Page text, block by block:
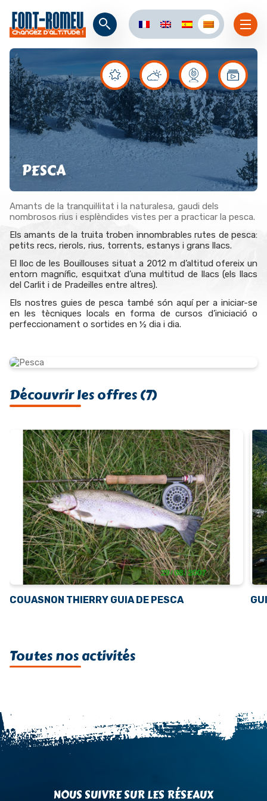
PESCA
Amants de la tranquil·litat i la naturalesa, gaudi dels
nombrosos rius i esplèndides vistes per a practicar la pesca.
Els amants de la truita troben innombrables rutes de pesca:
petits recs, rierols, rius, torrents, estanys i grans llacs.
El lloc de les Bouillouses situat a 2012 m d’altitud ofereix un
entorn magnífic, esquitxat d’una multitud de llacs (els llacs
del Carlit i de Pradeilles entre altres).
Els nostres guies de pesca també són aquí per a iniciar-se
en les tècniques locals en forma de cursos d’iniciació o
perfeccionament o sortides en ½ dia i dia.
Découvrir les offres (7)
COUASNON THIERRY GUIA DE PESCA
Toutes nos activités
NOUS SUIVRE SUR LES RÉSEAUX